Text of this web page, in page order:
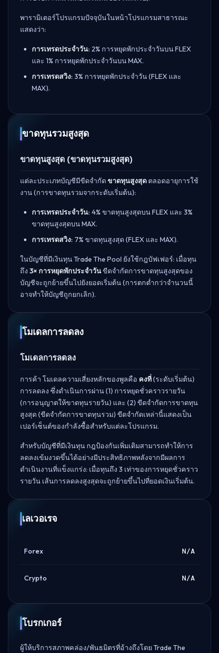
พารามิเตอร์โปรแกรมปัจจุบันในหน้าโปรแกรมสาธารณะ
แสดงว่า:
การเทรดประจำวัน: 2% การหยุดพักประจำวันบน FLEX
และ 1% การหยุดพักประจำวันบน MAX.
การเทรดสวิง: 3% การหยุดพักประจำวัน (FLEX และ
MAX).
ขาดทุนรวมสูงสุด
ขาดทุนสูงสุด (ขาดทุนรวมสูงสุด)
แต่ละประเภทบัญชีมีขีดจำกัดขาดทุนสูงสุด ตลอดอายุการใช้
งาน (การขาดทุนรวมจากระดับเริ่มต้น):
การเทรดประจำวัน: 4% ขาดทุนสูงสุดบน FLEX และ 3%
ขาดทุนสูงสุดบน MAX.
การเทรดสวิง: 7% ขาดทุนสูงสุด (FLEX และ MAX).
ในบัญชีที่มีเงินทุน Trade The Pool ยังใช้กฎบัฟเฟอร์: เมื่อทุน
ถึง 3× การหยุดพักประจำวันขีดจำกัดการขาดทุนสูงสุดของ
บัญชีจะถูกย้ายขึ้นไปยังยอดเริ่มต้น (การตกต่ำกว่าจำนวนนี้
อาจทำให้บัญชีถูกยกเลิก).
โมเดลการลดลง
โมเดลการลดลง
การค้า โมเดลความเสี่ยงหลักของพูลคือ คงที่(ระดับเริ่มต้น)
การลดลง ซึ่งดำเนินการผ่าน (1) การหยุดชั่วคราวรายวัน
(การอนุญาตให้ขาดทุนรายวัน) และ (2) ขีดจำกัดการขาดทุน
สูงสุด (ขีดจำกัดการขาดทุนรวม) ขีดจำกัดเหล่านี้แสดงเป็น
เปอร์เซ็นต์ของกำลังซื้อสำหรับแต่ละโปรแกรม.
สำหรับบัญชีที่มีเงินทุน กฎป้องกันเพิ่มเติมสามารถทำให้การ
ลดลงเข้มงวดขึ้นได้อย่างมีประสิทธิภาพหลังจากมีผลการ
ดำเนินงานที่แข็งแกร่ง: เมื่อทุนถึง 3 เท่าของการหยุดชั่วคราว
รายวัน เส้นการลดลงสูงสุดจะถูกย้ายขึ้นไปที่ยอดเงินเริ่มต้น.
เลเวอเรจ
Forex N/A
Crypto N/A
โบรกเกอร์
ผู้ให้บริการสภาพคล่อง/พันธมิตรที่อ้างถึงโดย Trade The